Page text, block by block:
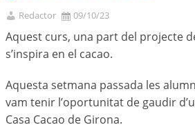
Redactor 09/10/23
Aquest curs, una part del projecte
s’inspira en el cacao.
Aquesta setmana passada les
vam tenir l’oportunitat de gaudir
Casa Cacao de Girona.